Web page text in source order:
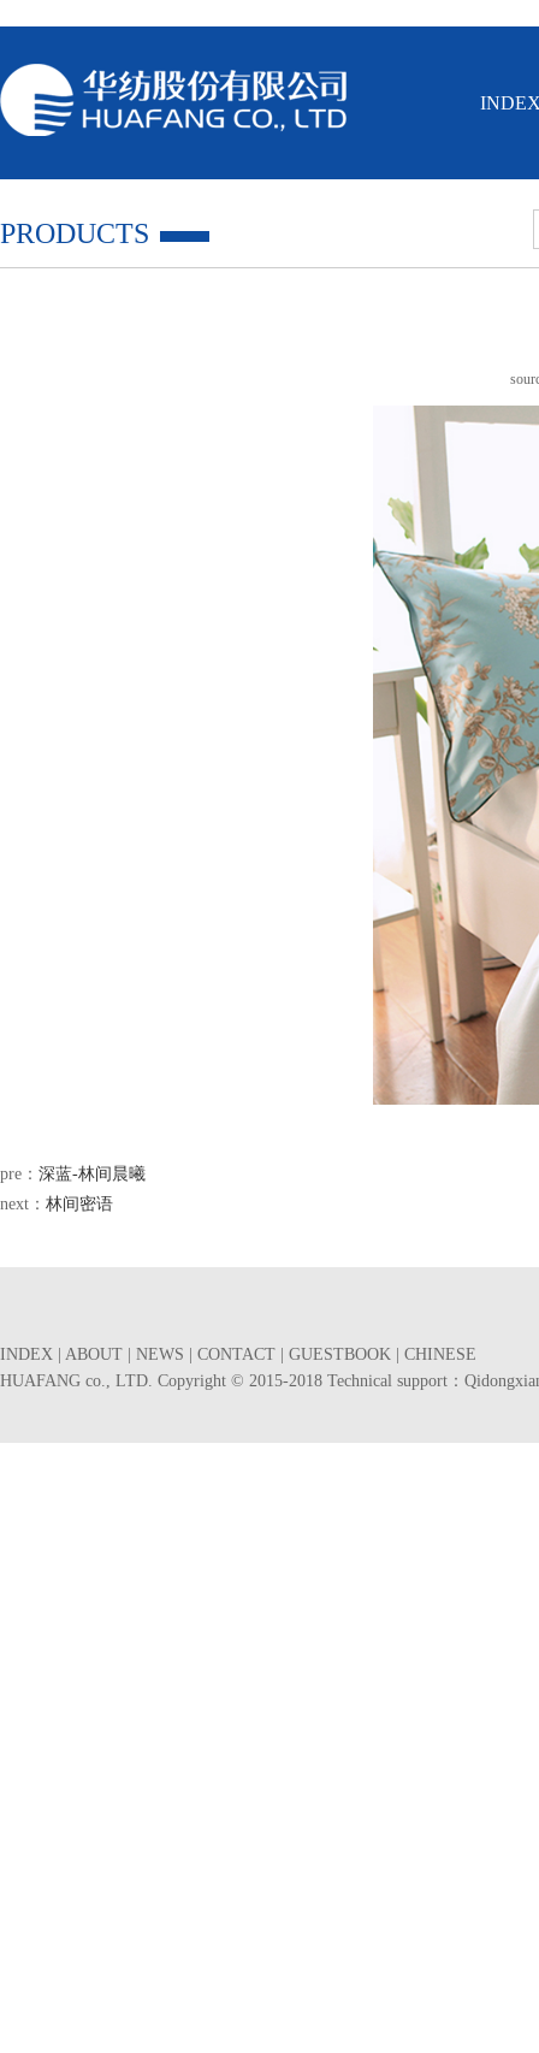
PRODUCTS
pre： 深蓝-林间晨曦
next： 林间密语
INDEX ABOUT NEWS CONTACT GUESTBOOK
CHINESE
HUAFANG co., LTD. Copyright © 2015-2018 Technical support：